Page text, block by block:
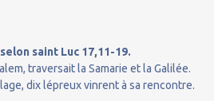
saint Luc 17,11-19.
traversait la Samarie et la Galilée.
dix lépreux vinrent à sa rencontre.